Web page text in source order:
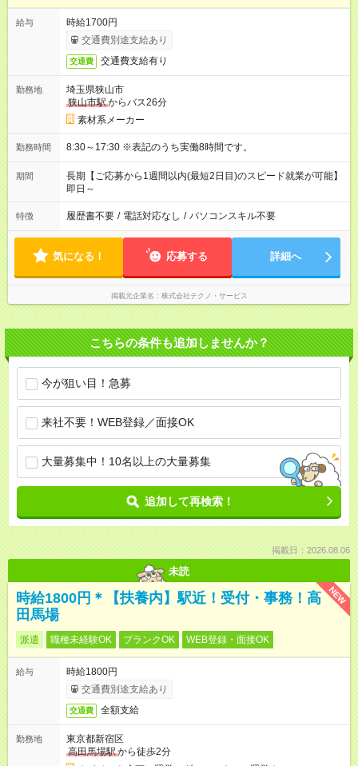
給与
時給1700円
交通費別途支給あり
交通費 交通費支給有り
勤務地
埼玉県狭山市
狭山市駅からバス26分
素材系メーカー
勤務時間 8:30～17:30 ※表記のうち実働8時間です。
期間
長期【ご応募から1週間以内(最短2日目)のスピード就業が可能】
即日～
特徴 履歴書不要 / 電話対応なし / パソコンスキル不要
気になる！ 応募する 詳細へ
掲載元企業名 株式会社テクノ・サービス
こちらの条件も追加しませんか？
今が狙い目！急募
来社不要！WEB登録／面接OK
大量募集中！10名以上の大量募集
追加して再検索！
掲載日：2026.08.06
未読
NEW
時給1800円＊【扶養内】駅近！受付・事務！高
田馬場
派遣 職種未経験OK ブランクOK WEB登録・面接OK
給与
時給1800円
交通費別途支給あり
交通費 全額支給
勤務地
東京都新宿区
高田馬場駅から徒歩2分